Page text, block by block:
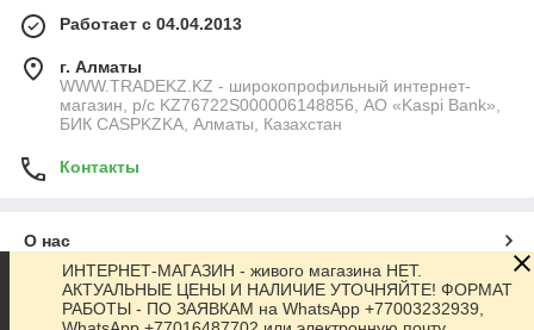
Работает с 04.04.2013
г. Алматы
WWW.TRADEKZ.KZ - широкопрофильный интернет-
магазин, р/с KZ76722S000006148856, АО «Kaspi Bank»,
БИК CASPKZKA, Алматы, Казахстан
Контакты
О нас
Контакты
ИНТЕРНЕТ-МАГАЗИН - живого магазина НЕТ.
АКТУАЛЬНЫЕ ЦЕНЫ И НАЛИЧИЕ УТОЧНЯЙТЕ! ФОРМАТ
РАБОТЫ - ПО ЗАЯВКАМ на WhatsApp +77003232939,